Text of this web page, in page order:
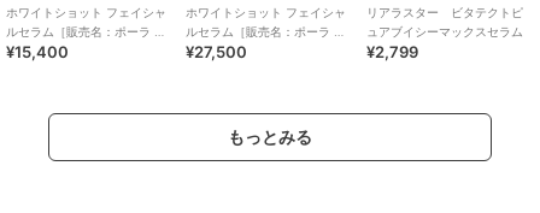
ホワイトショット フェイシャ
ルセラム［販売名：ポーラ WS
フェイシャルセ
¥15,400
ホワイトショット フェイシャ
ルセラム［販売名：ポーラ WS
フェイシャルセ
¥27,500
リアラスター ビタテクトピ
ュアブイシーマックスセラム
¥2,799
もっとみる